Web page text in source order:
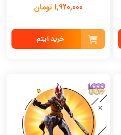
1,920,000 تومان
خرید آیتم